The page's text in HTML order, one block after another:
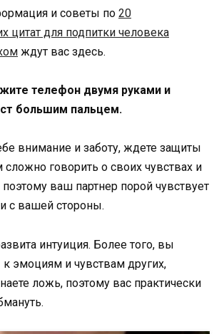
и советы по 20
цитат для подпитки человека
ждут вас здесь.
телефон двумя руками и
большим пальцем.
внимание и заботу, ждете защиты
сложно говорить о своих чувствах и
ваш партнер порой чувствует
с вашей стороны.
интуиция. Более того, вы
к эмоциям и чувствам других,
ложь, поэтому вас практически